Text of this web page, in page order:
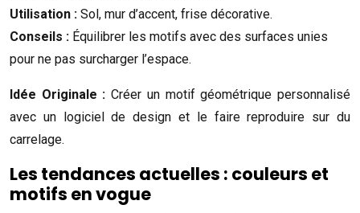
Utilisation : Sol, mur d’accent, frise décorative.
Conseils : Équilibrer les motifs avec des surfaces unies
pour ne pas surcharger l’espace.
Idée Originale :Créer un motif géométrique personnalisé
avec un logiciel de design et le faire reproduire sur du
carrelage.
Les tendances actuelles : couleurs et
motifs en vogue